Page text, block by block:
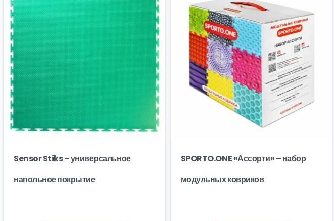
Sensor Stiks – универсальное
напольное покрытие
SPORTO.ONE «Ассорти» – набор
модульных ковриков